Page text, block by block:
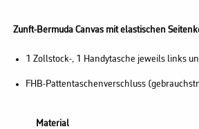
Zunft-Bermuda Canvas mit elastischen
1 Zollstock-, 1 Handytasche jeweils links
FHB-Pattentaschenverschluss
Material